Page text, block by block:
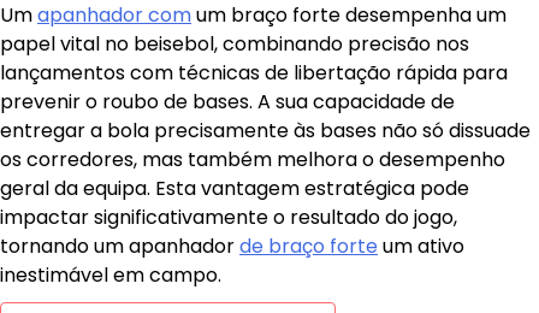
Umapanhador comum braço forte desempenha um
papel vital no beisebol, combinando precisão nos
lançamentos com técnicas de libertação rápida para
prevenir o roubo de bases. A sua capacidade de
entregar a bola precisamente às bases não só dissuade
os corredores, mas também melhora o desempenho
geral da equipa. Esta vantagem estratégica pode
impactar significativamente o resultado do jogo,
tornando um apanhadorde braço forte um ativo
inestimável em campo.